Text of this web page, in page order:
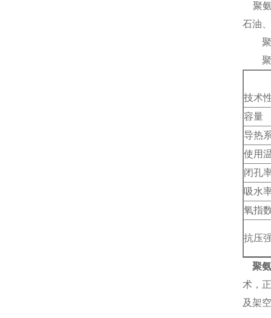
聚
石油
聚氨
聚氨
技术
容量
导热
使用
闭孔
吸水
氧指
抗压
聚
术，
及架